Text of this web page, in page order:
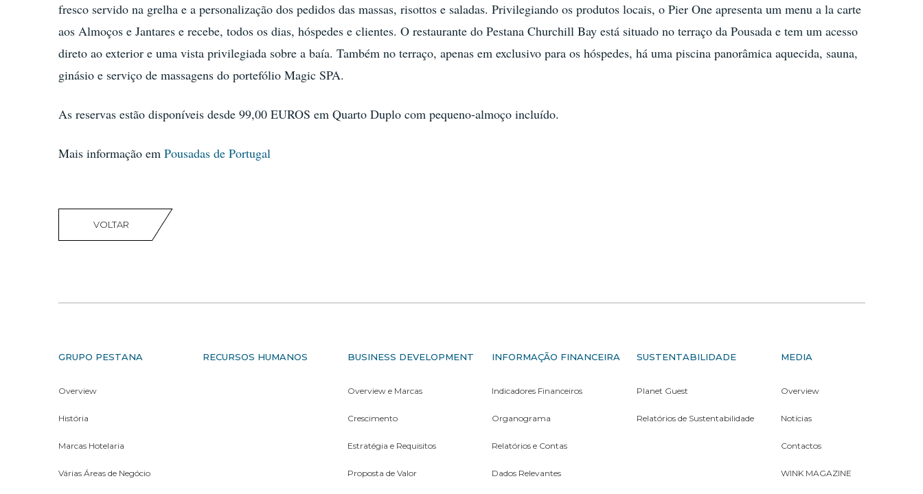
fresco servido na grelha e a personalização dos pedidos das massas, risottos e saladas. Privilegiando os produtos locais, o Pier One apresenta um menu a la carte
aos Almoços e Jantares e recebe, todos os dias, hóspedes e clientes. O restaurante do Pestana Churchill Bay está situado no terraço da Pousada e tem um acesso
direto ao exterior e uma vista privilegiada sobre a baía. Também no terraço, apenas em exclusivo para os hóspedes, há uma piscina panorâmica aquecida, sauna,
ginásio e serviço de massagens do portefólio Magic SPA.
As reservas estão disponíveis desde 99,00 EUROS em Quarto Duplo com pequeno-almoço incluído.
Mais informação em Pousadas de Portugal
VOLTAR
GRUPO PESTANA
Overview
História
Marcas Hotelaria
Várias Áreas de Negócio
RECURSOS HUMANOS BUSINESS DEVELOPMENT
Overview e Marcas
Crescimento
Estratégia e Requisitos
Proposta de Valor
INFORMAÇÃO FINANCEIRA
Indicadores Financeiros
Organograma
Relatórios e Contas
Dados Relevantes
SUSTENTABILIDADE
Planet Guest
Relatórios de Sustentabilidade
MEDIA
Overview
Notícias
Contactos
WINK MAGAZINE